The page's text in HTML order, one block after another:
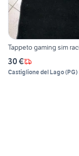
Tappeto gaming sim
30 €
Castiglione del Lago(PG)